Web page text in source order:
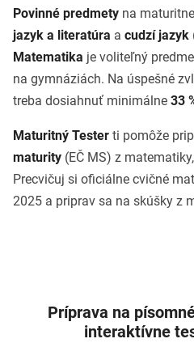
Povinné predmety na
jazyk a literatúra a cudzí jazyk
Matematika je voliteľný
na gymnáziách. Na úspešné
treba dosiahnuť minimálne 33
Maturitný Tester ti pomôže
maturity (EČ MS) z
Precvičuj si oficiálne cvičné
2025 a priprav sa na skúšky z
Príprava na
interaktívne